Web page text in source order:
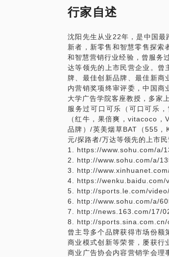
JI走上台前，快速成长。
营销效果得益于内容的趋
宝。
5G带来数字营销的精准化
实际的影响还有1-3年，但
国复兴的情怀推动到全民
字化内容精准营销。最重
变成为精准的1对1。
社交模式的新机会，即颠
息获取和传递）都别巨大
为，颠覆微信的机会即将来
行家自述
沈阳先生从业22年，是中国最
新者，新零售和智慧零售探索
和智慧营销行业经验，曾服务
达等领先的上市民营企业。曾
牌、最佳创新品牌、最佳新商
内营销奖项终审评委，中国商
大学广告学院客座教授，多家
服务过可口可乐（可口可乐
（红牛，果倍爽，vitacoco
品牌）/英美烟草BAT（555，
元/探路者/万达等领先的上市民
1. https://www.sohu.com/a/
2. http://www.sohu.com/a/
3. http://
4. https://wenku.baidu.com/
5. http://sports.le.com/
6. http://www.sohu.com/a/
7. http://news.163.com/17/
8. http://
曾主导多个品牌获得市场份额
商业模式创新等荣誉，屡获行
商业广告协会内容营销学会理